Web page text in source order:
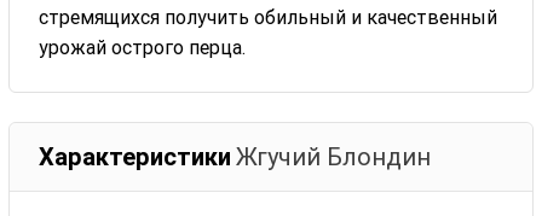
стремящихся получить обильный и качественный
урожай острого перца.
Характеристики Жгучий Блондин